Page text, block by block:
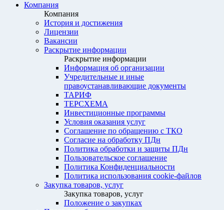
Компания
Компания
История и достижения
Лицензии
Вакансии
Раскрытие информации
Раскрытие информации
Информация об организации
Учредительные и иные
правоустанавливающие документы
ТАРИФ
ТЕРСХЕМА
Инвестиционные программы
Условия оказания услуг
Соглашение по обращению с ТКО
Согласие на обработку ПДн
Политика обработки и защиты ПДн
Пользовательское соглашение
Политика Конфиденциальности
Политика использования cookie-файлов
Закупка товаров, услуг
Закупка товаров, услуг
Положение о закупках